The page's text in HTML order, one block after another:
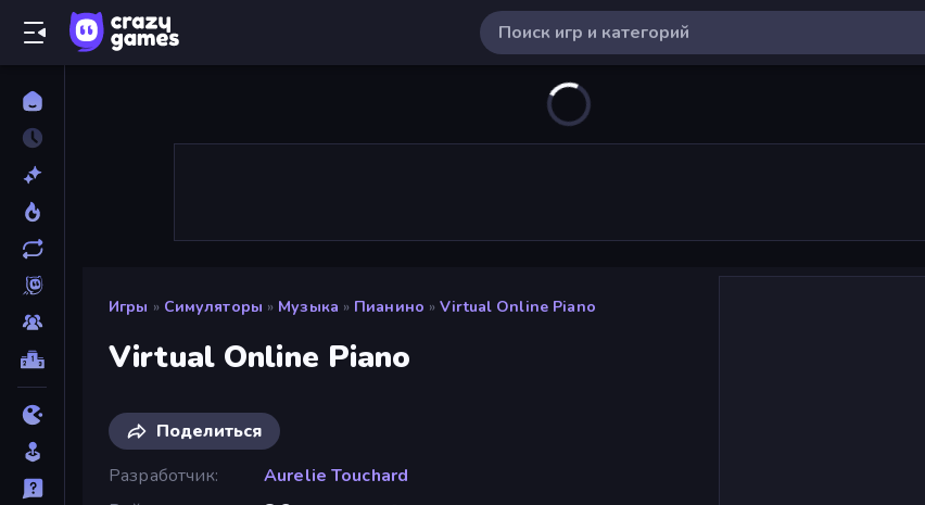
Игры » Симуляторы » Музыка » Пианино » Virtual Online Piano
Virtual Online Piano
Поделиться
Разработчик
Aurelie Touchard